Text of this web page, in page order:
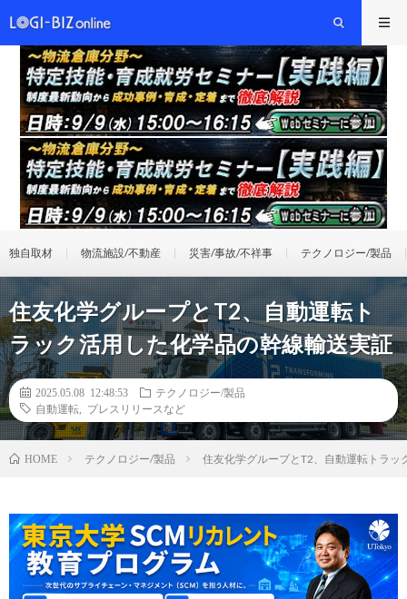
独自取材 物流施設/不動産 災害/事故/不祥事 テクノロジー/製品
住友化学グループとT2、自動運転ト
ラック活用した化学品の幹線輸送実証
2025.05.08 12:48:53
テクノロジー/製品
自動運転
プレスリリースなど
HOME テクノロジー/製品 住友化学グループとT2、自動運転トラッ